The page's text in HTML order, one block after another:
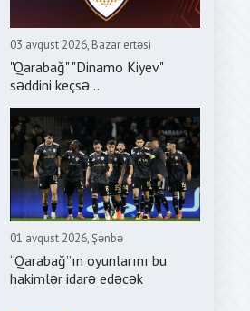
03 avqust 2026, Bazar ertəsi
"Qarabağ" "Dinamo Kiyev"
səddini keçsə...
01 avqust 2026, Şənbə
“Qarabağ”ın oyunlarını bu
hakimlər idarə edəcək